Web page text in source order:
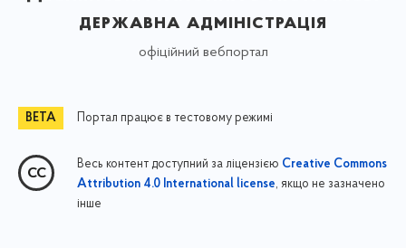
державна адміністрація
офіційний вебпортал
Портал працює в тестовому режимі
Весь контент доступний за ліцензією Creative Commons
Attribution 4.0 International license, якщо не зазначено
інше